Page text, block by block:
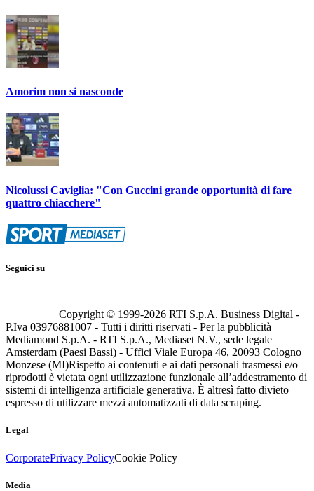
Amorim non si nasconde
Nicolussi Caviglia: "Con Guccini grande opportunità di fare
quattro chiacchere"
Seguici su
Copyright © 1999-2026 RTI S.p.A. Business Digital -
P.Iva 03976881007 - Tutti i diritti riservati - Per la pubblicità
Mediamond S.p.A. - RTI S.p.A., Mediaset N.V., sede legale
Amsterdam (Paesi Bassi) - Uffici Viale Europa 46, 20093 Cologno
Monzese (MI)Rispetto ai contenuti e ai dati personali trasmessi e/o
riprodotti è vietata ogni utilizzazione funzionale all’addestramento di
sistemi di intelligenza artificiale generativa. È altresì fatto divieto
espresso di utilizzare mezzi automatizzati di data scraping.
Legal
CorporatePrivacy PolicyCookie Policy
Media